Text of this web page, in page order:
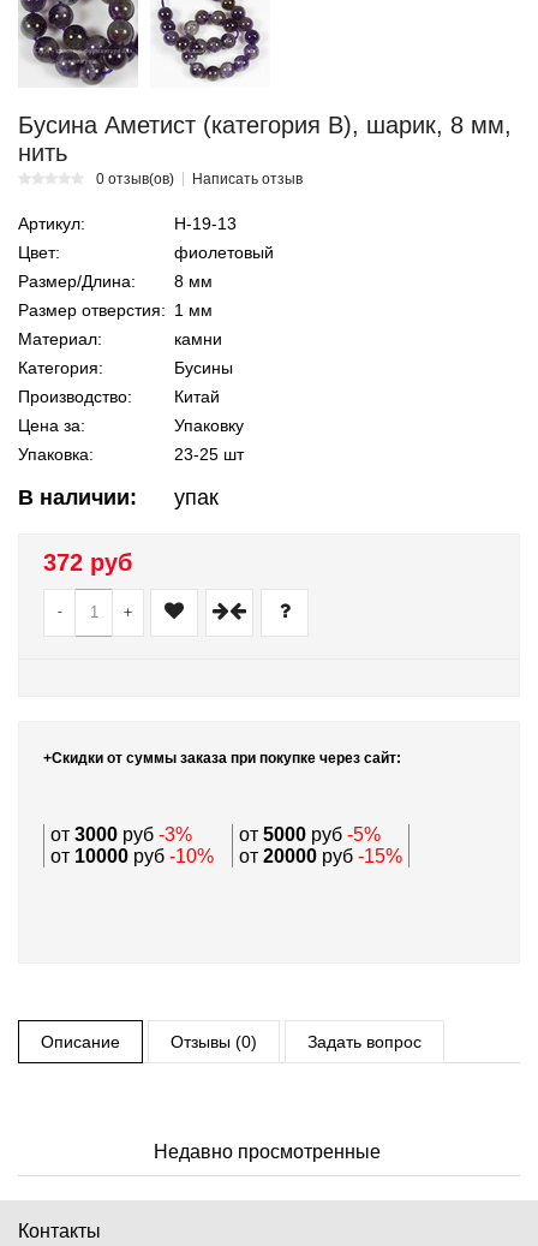
Бусина Аметист (категория B), шарик, 8 мм,
нить
0 отзыв(ов) Написать отзыв
Артикул:
Н-19-13
Цвет:
фиолетовый
Размер/Длина:
8 мм
Размер отверстия: 1 мм
Материал:
камни
Категория:
Бусины
Производство:
Китай
Цена за:
Упаковку
Упаковка:
23-25 шт
В наличии: упак
372 руб
- +
+Скидки от суммы заказа при покупке через сайт:
от 3000 руб -3% от 5000 руб -5%
от 10000 руб -10% от 20000 руб -15%
Описание Отзывы (0) Задать вопрос
Недавно просмотренные
Контакты